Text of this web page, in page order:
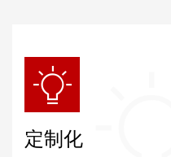
定制化